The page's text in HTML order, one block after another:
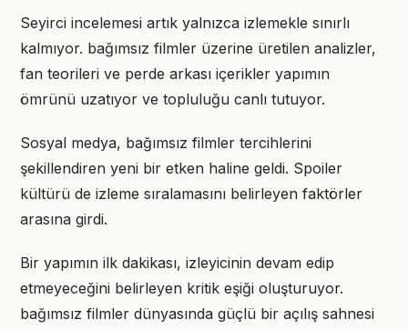
Seyirci incelemesi artık yalnızca izlemekle sınırlı
kalmıyor. bağımsız filmler üzerine üretilen analizler,
fan teorileri ve perde arkası içerikler yapımın
ömrünü uzatıyor ve topluluğu canlı tutuyor.
Sosyal medya, bağımsız filmler tercihlerini
şekillendiren yeni bir etken haline geldi. Spoiler
kültürü de izleme sıralamasını belirleyen faktörler
arasına girdi.
Bir yapımın ilk dakikası, izleyicinin devam edip
etmeyeceğini belirleyen kritik eşiği oluşturuyor.
bağımsız filmler dünyasında güçlü bir açılış sahnesi